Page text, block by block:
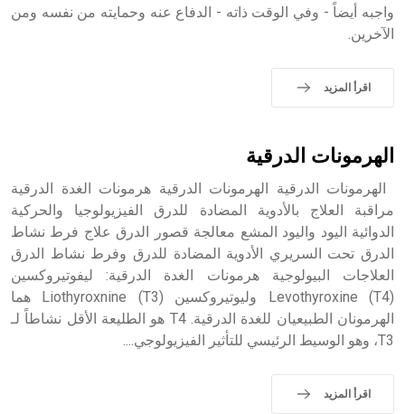
- هل تعلم أن الأبجدية الكنعانية تتألف من /22/ علامة كتابية
واجبه أيضاً - وفي الوقت ذاته - الدفاع عنه وحمايته من نفسه ومن
الآخرين.
اقرأ المزيد
الهرمونات الدرقية
الهرمونات الدرقية الهرمونات الدرقية هرمونات الغدة الدرقية
مراقبة العلاج بالأدوية المضادة للدرق الفيزيولوجيا والحركية
الدوائية اليود واليود المشع معالجة قصور الدرق علاج فرط نشاط
الدرق تحت السريري الأدوية المضادة للدرق وفرط نشاط الدرق
العلاجات البيولوجية هرمونات الغدة الدرقية: ليفوتيروكسين
Levothyroxine (T4) وليوتيروكسين Liothyroxnine (T3) هما
الهرمونان الطبيعيان للغدة الدرقية. T4 هو الطليعة الأقل نشاطاً لـ
T3، وهو الوسيط الرئيسي للتأثير الفيزيولوجي....
اقرأ المزيد